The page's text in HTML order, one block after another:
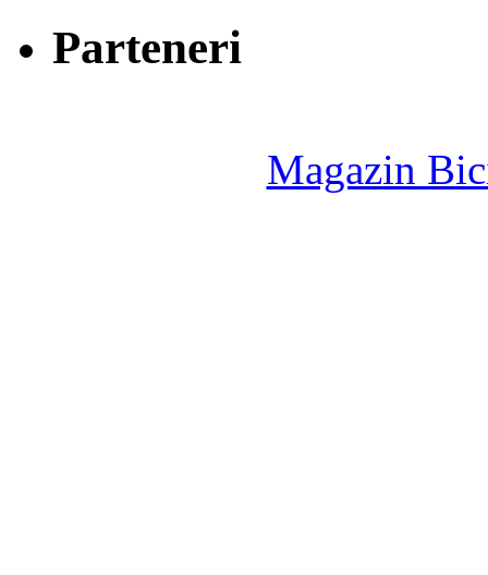
Parteneri
Magazin